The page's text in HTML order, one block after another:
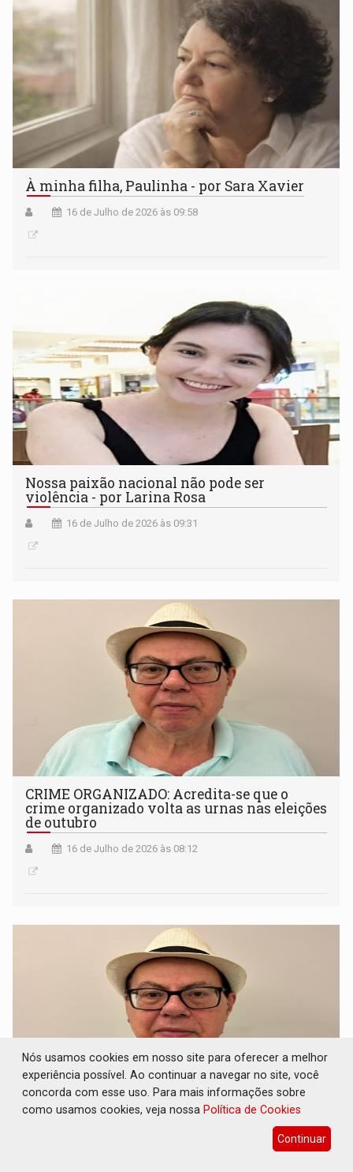
À minha filha, Paulinha - por Sara Xavier
16 de Julho de 2026 às 09:58
Nossa paixão nacional não pode ser
violência - por Larina Rosa
16 de Julho de 2026 às 09:31
CRIME ORGANIZADO: Acredita-se que o
crime organizado volta as urnas nas eleições
de outubro
16 de Julho de 2026 às 08:12
EM DOBRADINHAS: Ex-prefeitos estão
fazendo dobradinhas com suas esposas em
Nós usamos cookies em nosso site para oferecer a melhor
experiência possível. Ao continuar a navegar no site, você
concorda com esse uso. Para mais informações sobre
como usamos cookies, veja nossa Política de Cookies
Continuar